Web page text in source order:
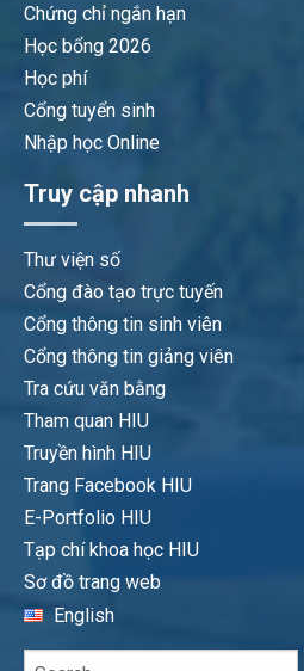
Chứng chỉ ngắn hạn
Học bổng 2026
Học phí
Cổng tuyển sinh
Nhập học Online
Truy cập nhanh
Thư viện số
Cổng đào tạo trực tuyến
Cổng thông tin sinh viên
Cổng thông tin giảng viên
Tra cứu văn bằng
Tham quan HIU
Truyền hình HIU
Trang Facebook HIU
E-Portfolio HIU
Tạp chí khoa học HIU
Sơ đồ trang web
English